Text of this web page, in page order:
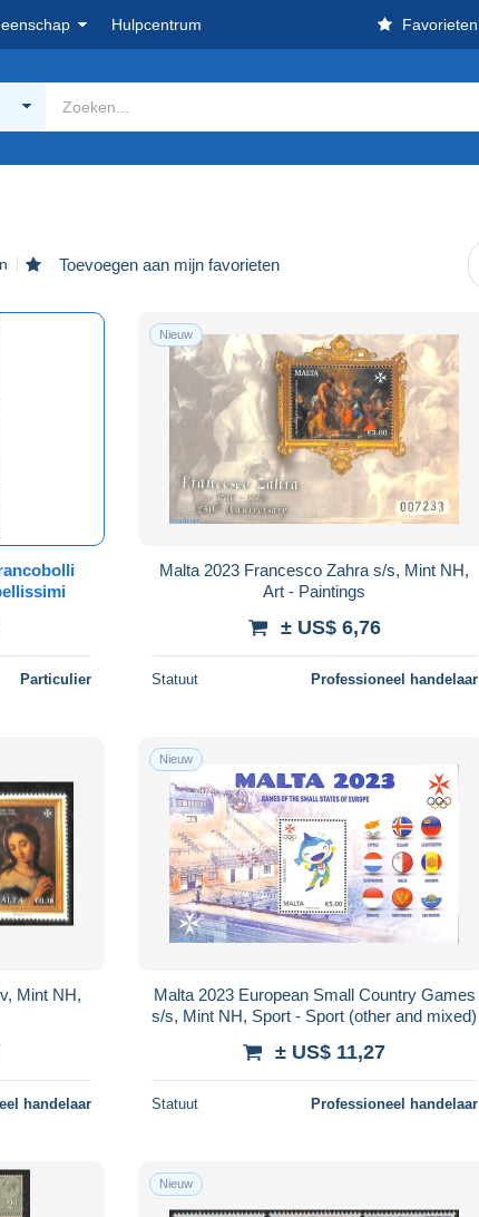
Hulpcentrum Favorieten
Toevoegen aan mijn favorieten
Particulier
Nieuw
Malta 2023 Francesco Zahra s/s, Mint NH,
Art - Paintings
± US$ 6,76
Statuut Professioneel handelaar
Mint NH,
handelaar
Nieuw
Malta 2023 European Small Country Games
s/s, Mint NH, Sport - Sport (other and mixed)
± US$ 11,27
Statuut Professioneel handelaar
Nieuw